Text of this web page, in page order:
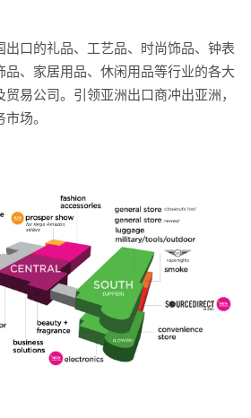
出口的礼品、工艺品、时尚饰品、钟表
品、家居用品、休闲用品等行业的各大
易公司。引领亚洲出口商冲出亚洲，
场。